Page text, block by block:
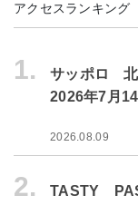
アクセスランキング
1.
サッポロ 北
2026年7月
2026.08.09
2.
TASTY